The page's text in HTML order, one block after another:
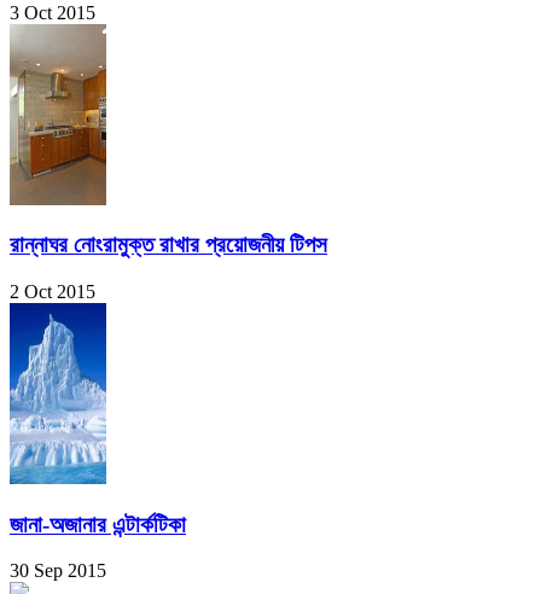
3 Oct 2015
রান্নাঘর নোংরামুক্ত রাখার প্রয়োজনীয় টিপস
2 Oct 2015
জানা-অজানার এন্টার্কটিকা
30 Sep 2015